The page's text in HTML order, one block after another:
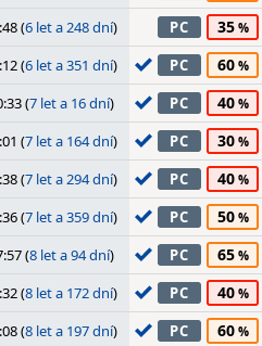
(6 let a 248 dní) PC 35
(6 let a 351 dní) PC 60
(7 let a 16 dní) PC 40
(7 let a 164 dní) PC 30
(7 let a 294 dní) PC 40
(7 let a 359 dní) PC 50
(8 let a 94 dní) PC 65
(8 let a 172 dní) PC 40
(8 let a 197 dní) PC 60